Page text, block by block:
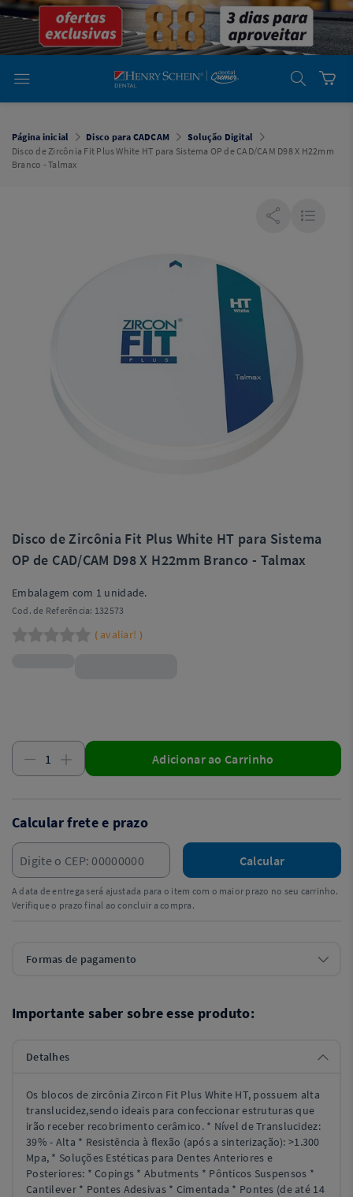
emDental
Cremer -
Henry Schein
Laboratório
Laboratório
Cremer -
Henry Schein
Odontológico
Página inicial Disco para CADCAM
Solução Digital
Disco de Zircônia Fit Plus White HT para Sistema OP de CAD/CAM D98 X H22mm
Branco - Talmax
Disco de Zircônia Fit Plus White HT para Sistema
OP de CAD/CAM D98 X H22mm Branco - Talmax
Embalagem com 1 unidade.
Cod. de Referência: 132573
( avaliar! )
Adicionar ao Carrinho
Calcular frete e prazo
Calcular
A data de entrega será ajustada para o item com o maior prazo no seu carrinho.
Verifique o prazo final ao concluir a compra.
Formas de pagamento
Importante saber sobre esse produto:
Detalhes
Os blocos de zircônia Zircon Fit Plus White HT, possuem alta
translucidez,sendo ideais para confeccionar estruturas que
irão receber recobrimento cerâmico. * Nível de Translucidez:
39% - Alta * Resistência à flexão (após a sinterização): >1.300
Mpa, * Soluções Estéticas para Dentes Anteriores e
Posteriores: * Copings * Abutments * Pônticos Suspensos *
Cantilever * Pontes Adesivas * Cimentada * Pontes (de até 14